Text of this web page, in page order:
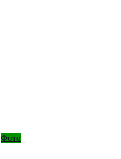
Фото